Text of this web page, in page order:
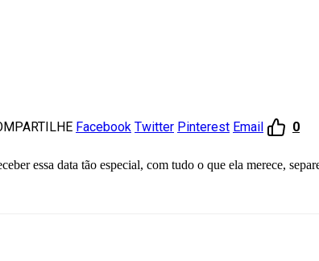
Facebook Twitter Pinterest Email 0
essa data tão especial, com tudo o que ela merece,